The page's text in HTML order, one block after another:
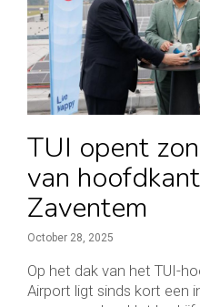
TUI opent
van
Zaventem
October 28, 2025
Op het dak van het TUI-
Airport ligt sinds kort een